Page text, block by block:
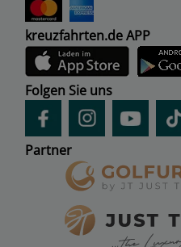
kreuzfahrten.de APP
Folgen Sie uns
Partner